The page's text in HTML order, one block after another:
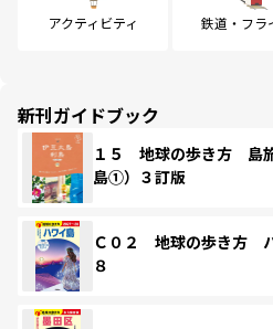
アクティビティ 鉄道・フラ
新刊ガイドブック
１５ 地球の歩き方 島
島①）３訂版
Ｃ０２ 地球の歩き方
８